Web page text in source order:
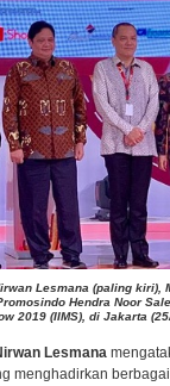
Lesmana (paling kiri),
Hendra Noor
2019 (IIMS), di Jakarta
Lesmana
menghadirkan